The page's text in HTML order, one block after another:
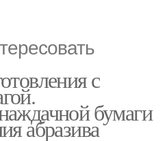
с
бумаги
абразива